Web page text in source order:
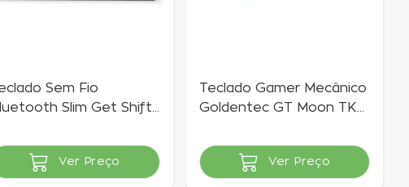
Sem Fio
Slim Get Shift
Ver Preço
Teclado Gamer Mecânico
Goldentec GT Moon TKL
Branco
Indisponível
Ver Preço